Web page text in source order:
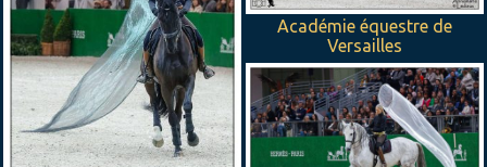
Académie équestre de
Versailles